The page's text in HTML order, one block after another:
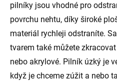
pilníky jsou vhodné pro
povrchu nehtu, díky široké
materiál rychleji odstraníte.
tvarem také můžete
nebo akrylové. Pilník úzký je
když je chceme zúžit a nebo